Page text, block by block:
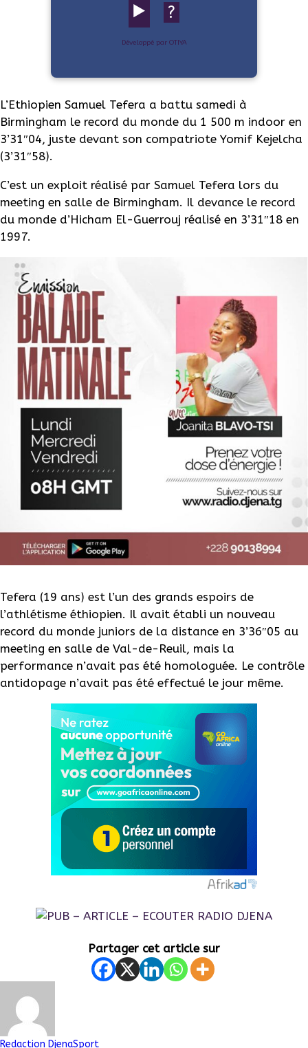
▶️ ?
Développé par OTIYA
L’Ethiopien Samuel Tefera a battu samedi à
Birmingham le record du monde du 1 500 m indoor en
3’31″04, juste devant son compatriote Yomif Kejelcha
(3’31″58).
C’est un exploit réalisé par Samuel Tefera lors du
meeting en salle de Birmingham. Il devance le record
du monde d’Hicham El-Guerrouj réalisé en 3’31″18 en
1997.
Tefera (19 ans) est l’un des grands espoirs de
l’athlétisme éthiopien. Il avait établi un nouveau
record du monde juniors de la distance en 3’36″05 au
meeting en salle de Val-de-Reuil, mais la
performance n’avait pas été homologuée. Le contrôle
antidopage n’avait pas été effectué le jour même.
Partager cet article sur
Redaction DjenaSport